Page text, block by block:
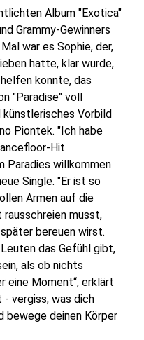
Album "Exotica"
Grammy-Gewinners
war es Sophie, der,
hatte, klar wurde,
konnte, das
"Paradise" voll
künstlerisches Vorbild
Piontek. "Ich habe
Hit
Paradies willkommen
Single. "Er ist so
Armen auf die
musst,
bereuen wirst.
das Gefühl gibt,
als ob nichts
eine Moment“, erklärt
- vergiss, was dich
bewege deinen Körper